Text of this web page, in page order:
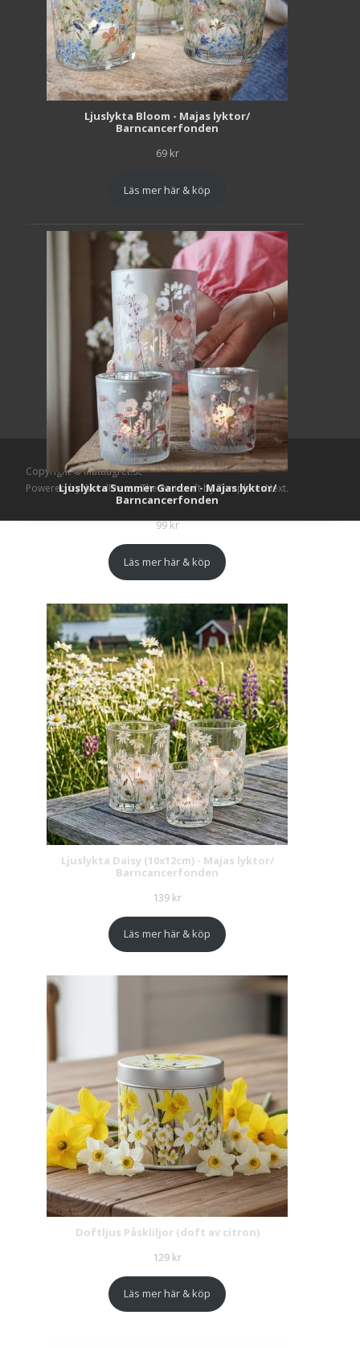
Ljuslykta Bloom - Majas lyktor/
Barncancerfonden
69 kr
Läs mer här & köp
Ljuslykta Summer Garden - Majas lyktor/
Barncancerfonden
99kr
Läs mer här & köp
Ljuslykta Daisy (10x12cm) - Majas lyktor/
Barncancerfonden
139 kr
Läs mer här & köp
Doftljus Påskliljor (doft av citron)
129 kr
Läs mer här & köp
Copyright © Mattlagret.se
Powered by WordPress, Themei-craftby TemplatesNext.